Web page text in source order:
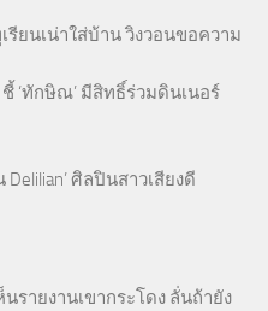
รียนเน่าใส่บ้าน วิงวอนขอความ
ชี้ ‘ทักษิณ’ มีสิทธิ์ร่วมดินเนอร์
Delilian’ ศิลปินสาวเสียงดี
นรายงานเขากระโดง ลั่นถ้ายัง